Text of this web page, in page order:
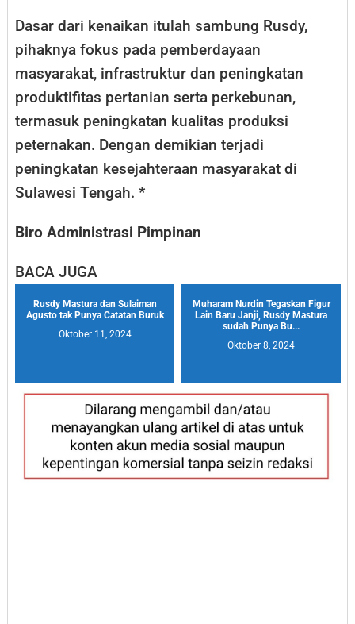
Dasar dari kenaikan itulah sambung Rusdy,
pihaknya fokus pada pemberdayaan
masyarakat, infrastruktur dan peningkatan
produktifitas pertanian serta perkebunan,
termasuk peningkatan kualitas produksi
peternakan. Dengan demikian terjadi
peningkatan kesejahteraan masyarakat di
Sulawesi Tengah. *
Biro Administrasi Pimpinan
BACA JUGA
Rusdy Mastura dan Sulaiman
Agusto tak Punya Catatan Buruk
Oktober 11, 2024
Muharam Nurdin Tegaskan Figur
Lain Baru Janji, Rusdy Mastura
sudah Punya Bu...
Oktober 8, 2024